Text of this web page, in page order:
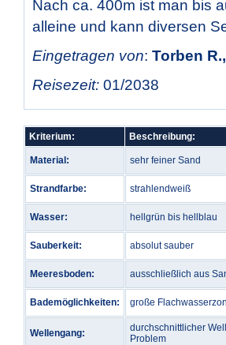
Nach ca. 400m ist man bis
alleine und kann diversen
Eingetragen von: Torben
Reisezeit: 01/2038
Kriterium: Beschreibung:
Material: sehr feiner Sand
Strandfarbe: strahlendweiß
Wasser: hellgrün bis hellblau
Sauberkeit: absolut sauber
Meeresboden: ausschließlich aus
Bademöglichkeiten: große
Wellengang:
durchschnittlicher
Problem